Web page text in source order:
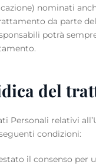
nominati
da parte del
potrà
del
Personali relativi
condizioni:
il consenso per